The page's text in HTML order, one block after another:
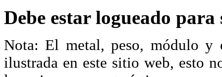
Debe estar logueado
Nota: El metal, peso, módulo y
ilustrada en este sitio web, esto